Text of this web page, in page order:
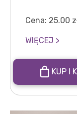
Cena: 25.00
WIĘCEJ >
KUP I